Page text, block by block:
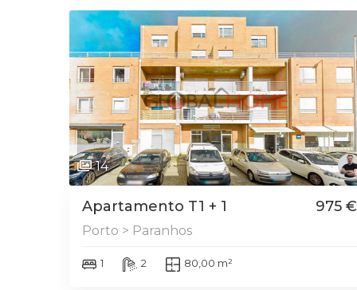
DESTAQUE
14
Apartamento T1 + 1 975 €
Porto > Paranhos
1 2 80,00 m²